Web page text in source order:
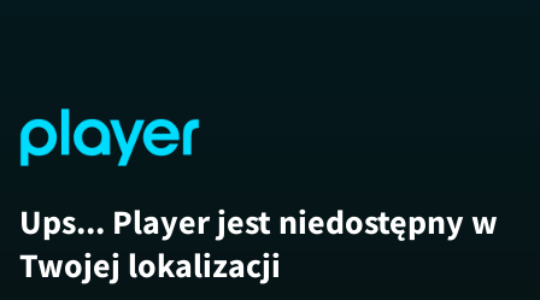
Ups... Player jest niedostępny w
Twojej lokalizacji